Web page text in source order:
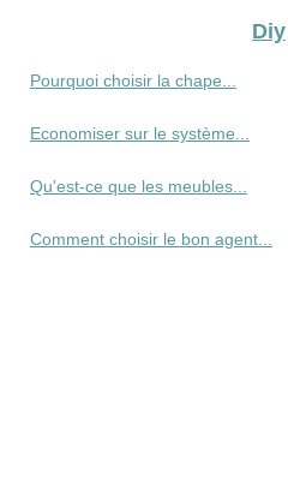
Diy
Pourquoi choisir la chape...
Economiser sur le système...
Qu'est-ce que les meubles...
Comment choisir le bon agent...